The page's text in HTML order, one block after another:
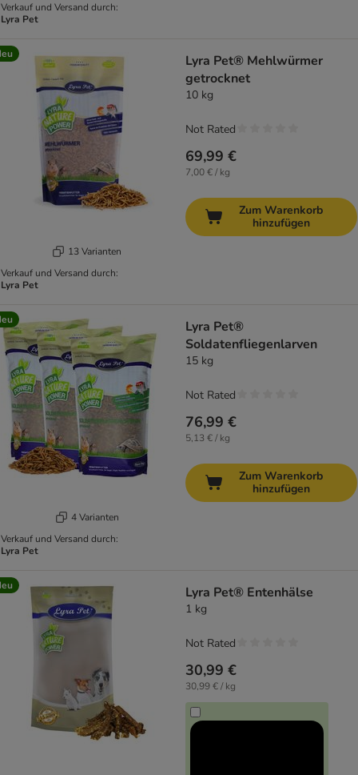
Verkauf und Versand durch:
Lyra Pet
13 Varianten
Verkauf und Versand durch:
Lyra Pet
Lyra Pet® Mehlwürmer
getrocknet
10 kg
69,99 €
7,00 € / kg
Not Rated
Zum Warenkorb
hinzufügen
4 Varianten
Verkauf und Versand durch:
Lyra Pet
Lyra Pet®
Soldatenfliegenlarven
15 kg
76,99 €
5,13 € / kg
Not Rated
Zum Warenkorb
hinzufügen
Lyra Pet® Entenhälse
1 kg
30,99 €
30,99 € / kg
Not Rated